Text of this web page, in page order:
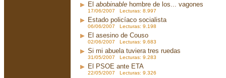
El abobinable hombre de los... vagones
17/06/2007 Lecturas: 8.997
Estado policíaco socialista
06/06/2007 Lecturas: 9.198
El asesino de Couso
02/06/2007 Lecturas: 9.683
Si mi abuela tuviera tres ruedas
31/05/2007 Lecturas: 9.283
El PSOE ante ETA
22/05/2007 Lecturas: 9.326